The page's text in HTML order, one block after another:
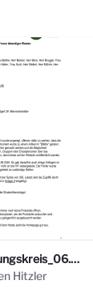
Protokoll Steuerungskreis_06.02.2025 .pdf
Hitzler